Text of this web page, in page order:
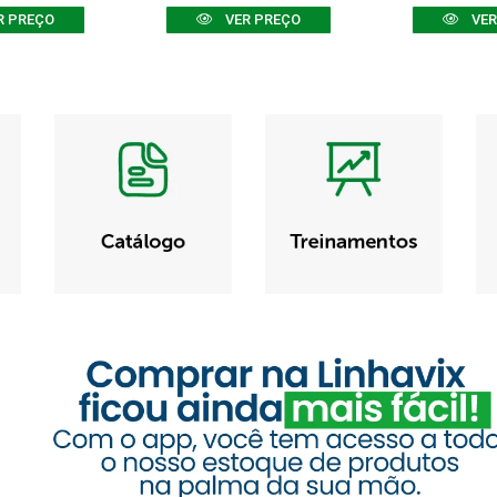
PREÇO VER PREÇO